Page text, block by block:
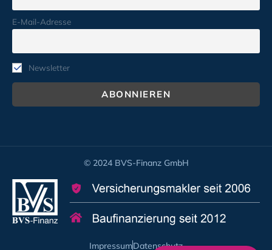
E-Mail-Adresse
Newsletter
© 2024 BVS-Finanz GmbH
ImpressumDatenschutz